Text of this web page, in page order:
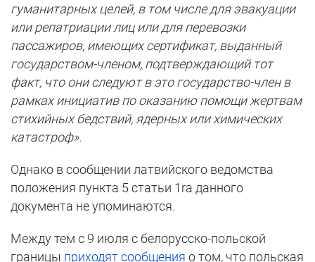
гуманитарных целей, в том числе для эвакуации
или репатриации лиц или для перевозки
пассажиров, имеющих сертификат, выданный
государством-членом, подтверждающий тот
факт, что они следуют в это государство-член в
рамках инициатив по оказанию помощи жертвам
стихийных бедствий, ядерных или химических
катастроф».
Однако в сообщении латвийского ведомства
положения пункта 5 статьи 1ra данного
документа не упоминаются.
Между тем с 9 июля с белорусско-польской
границы приходят сообщения о том, что польская